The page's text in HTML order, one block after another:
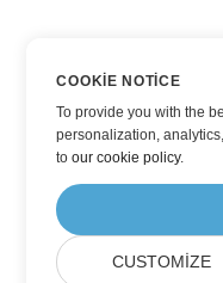
COOKIE NOTICE
To provide you with the
personalization,
toour cookie policy.
CUSTOMIZE